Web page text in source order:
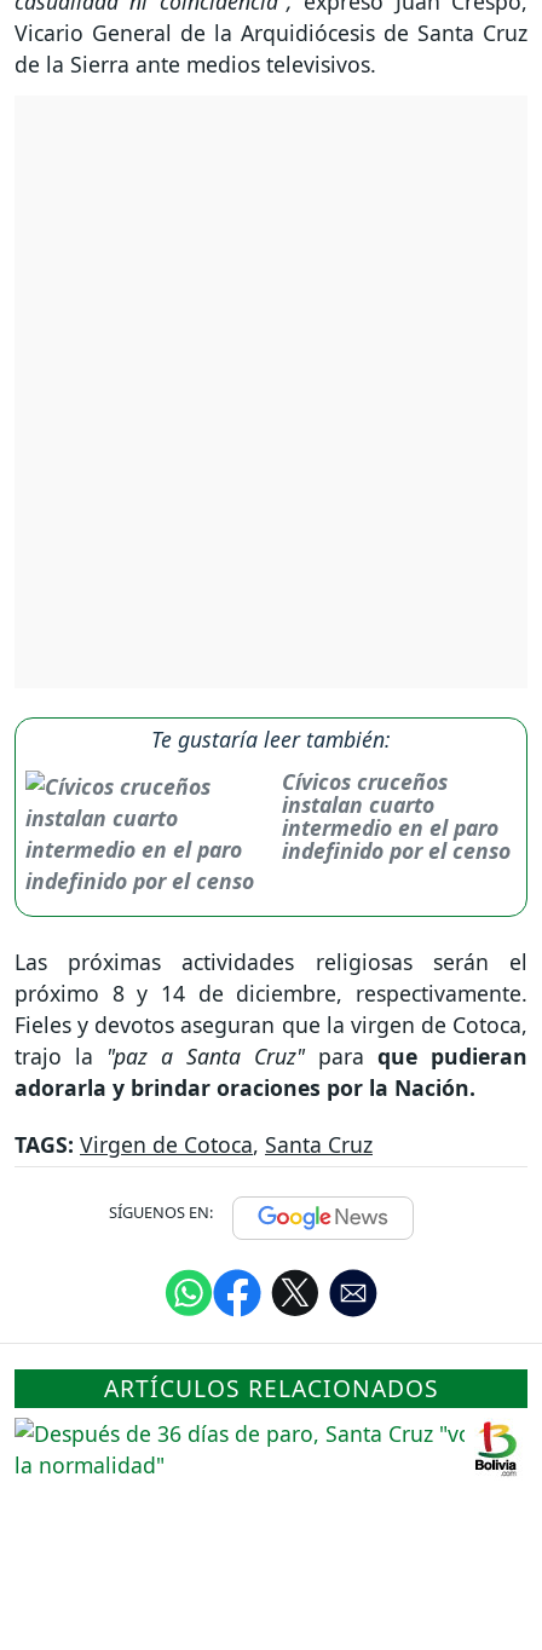
Vicario General de la Arquidiócesis de Santa Cruz
de la Sierra ante medios televisivos.
Te gustaría leer también:
Cívicos cruceños
instalan cuarto
intermedio en el paro
indefinido por el censo
Las próximas actividades religiosas serán el
próximo 8 y 14 de diciembre, respectivamente.
Fieles y devotos aseguran que la virgen de Cotoca,
trajo la "paz a Santa Cruz"para que pudieran
adorarla y brindar oraciones por la Nación.
TAGS: Virgen de Cotoca, Santa Cruz
SÍGUENOS EN:
ARTÍCULOS RELACIONADOS